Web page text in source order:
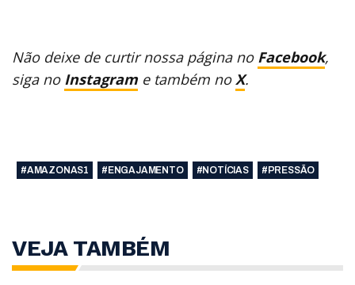
Não deixe de curtir nossa página no Facebook,
siga no Instagram e também noX.
#AMAZONAS1 #ENGAJAMENTO #NOTÍCIAS #PRESSÃO
VEJA TAMBÉM